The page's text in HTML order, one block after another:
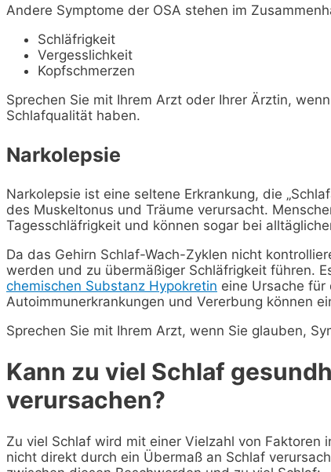
Andere Symptome der OSA stehen im
Schläfrigkeit
Vergesslichkeit
Kopfschmerzen
Sprechen Sie mit Ihrem Arzt oder Ihrer Ärztin,
Schlafqualität haben.
Narkolepsie
Narkolepsie ist eine seltene Erkrankung, die
des Muskeltonus und Träume verursacht.
Tagesschläfrigkeit und können sogar bei
Da das Gehirn Schlaf-Wach-Zyklen nicht
werden und zu übermäßiger Schläfrigkeit führen.
chemischen Substanz Hypokretin eine Ursache für
Autoimmunerkrankungen und Vererbung können
Sprechen Sie mit Ihrem Arzt, wenn Sie glauben,
Kann zu viel Schlaf
verursachen?
Zu viel Schlaf wird mit einer Vielzahl von
nicht direkt durch ein Übermaß an Schlaf